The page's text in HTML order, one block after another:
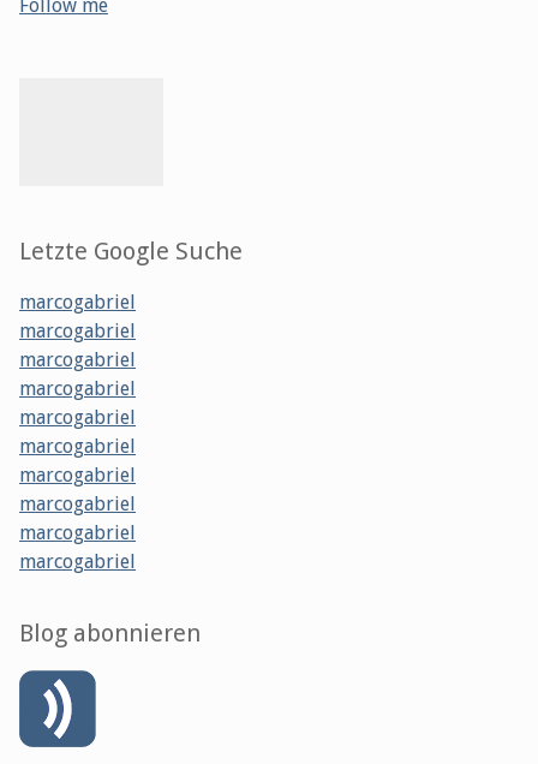
Follow me
Letzte Google Suche
marcogabriel
marcogabriel
marcogabriel
marcogabriel
marcogabriel
marcogabriel
marcogabriel
marcogabriel
marcogabriel
marcogabriel
Blog abonnieren